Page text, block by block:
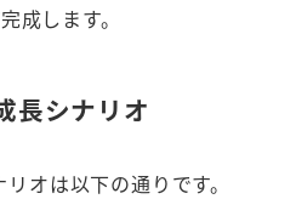
成します。
長シナリオ
オは以下の通りです。